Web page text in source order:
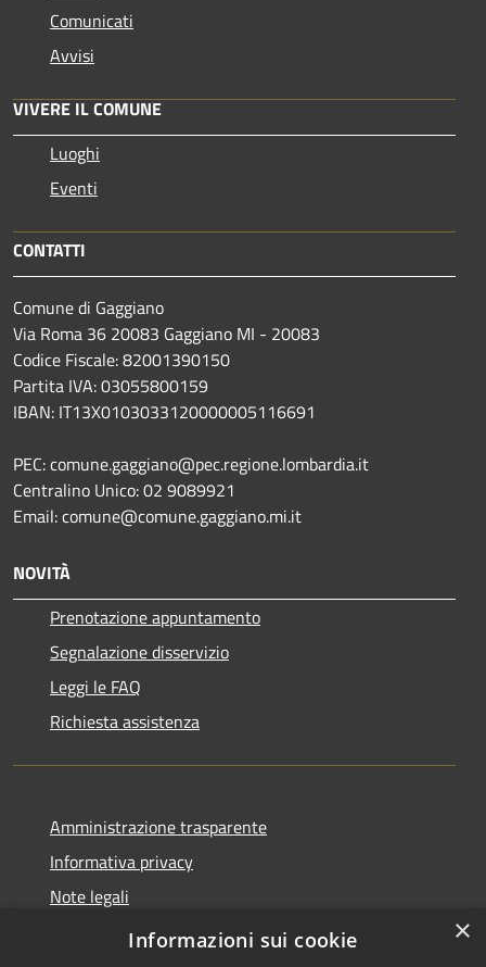
Comunicati
Avvisi
VIVERE IL COMUNE
Luoghi
Eventi
CONTATTI
Comune di Gaggiano
Via Roma 36 20083 Gaggiano MI - 20083
Codice Fiscale: 82001390150
Partita IVA: 03055800159
IBAN: IT13X0103033120000005116691
PEC: comune.gaggiano@pec.regione.lombardia.it
Centralino Unico: 02 9089921
Email: comune@comune.gaggiano.mi.it
NOVITÀ
Prenotazione appuntamento
Segnalazione disservizio
Leggi le FAQ
Richiesta assistenza
Amministrazione trasparente
Informativa privacy
Note legali
Dichiarazione di accessibilità
×
Informazioni sui cookie